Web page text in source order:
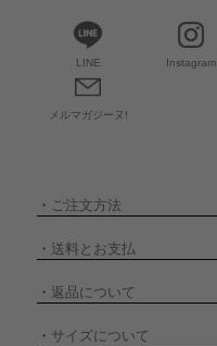
LINE Instagram
メルマガジーヌ!
・ ご注文方法
・ 送料とお支払
・ 返品について
・ サイズについて